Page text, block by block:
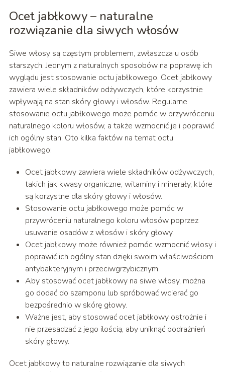
Ocet jabłkowy – naturalne
rozwiązanie dla siwych włosów
Siwe włosy są częstym problemem, zwłaszcza u osób
starszych. Jednym z naturalnych sposobów na poprawę ich
wyglądu jest stosowanie octu jabłkowego. Ocet jabłkowy
zawiera wiele składników odżywczych, które korzystnie
wpływają na stan skóry głowy i włosów. Regularne
stosowanie octu jabłkowego może pomóc w przywróceniu
naturalnego koloru włosów, a także wzmocnić je i poprawić
ich ogólny stan. Oto kilka faktów na temat octu
jabłkowego:
Ocet jabłkowy zawiera wiele składników odżywczych,
takich jak kwasy organiczne, witaminy i minerały, które
są korzystne dla skóry głowy i włosów.
Stosowanie octu jabłkowego może pomóc w
przywróceniu naturalnego koloru włosów poprzez
usuwanie osadów z włosów i skóry głowy.
Ocet jabłkowy może również pomóc wzmocnić włosy i
poprawić ich ogólny stan dzięki swoim właściwościom
antybakteryjnym i przeciwgrzybicznym.
Aby stosować ocet jabłkowy na siwe włosy, można
go dodać do szamponu lub spróbować wcierać go
bezpośrednio w skórę głowy.
Ważne jest, aby stosować ocet jabłkowy ostrożnie i
nie przesadzać z jego ilością, aby uniknąć podrażnień
skóry głowy.
Ocet jabłkowy to naturalne rozwiązanie dla siwych